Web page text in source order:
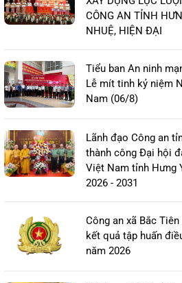
CÔNG AN TỈNH
NHUỆ, HIỆN ĐẠI
Tiểu ban An ninh
Lễ mít tinh kỷ niệm
Nam (06/8)
Lãnh đạo Công an
thành công Đại hội
Việt Nam tỉnh Hưng
2026 - 2031
Công an xã Bắc
kết quả tập huấn
năm 2026